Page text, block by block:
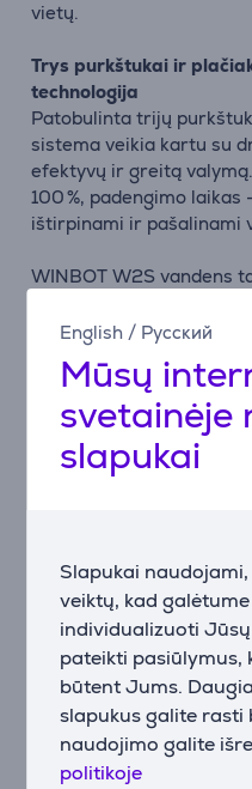
English / Русский
Mūsų
svetainėje
slapukai
Slapukai
veiktų, kad
individualizuoti
pateikti pasiūlymus,
būtent Jums.
slapukus galite rasti
naudojimo galite
politikoje
vietų.
Trys purkštukai ir
technologija
Patobulinta trijų
sistema veikia kartu su
efektyvų ir greitą
100 %, padengimo laikas
ištirpinami ir pašalinami
WINBOT W2S vandens
ypač tinkamas namams
Naudojant kartu su Wild
kurio sudėtyje yra
greitai ištirpsta, langai
be vandens žymių.
WIN-SLAM 4.0
WINBOT W2S
išmania planavimo
režimus, atitinkančius
Patobulintas WINBOT
situacijoms. Galima
intensyvaus valymo,